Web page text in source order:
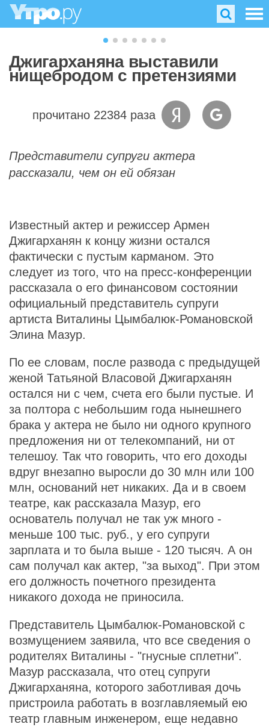
Джигарханяна выставили
нищебродом с претензиями
прочитано 22384 раза
Представители супруги актера
рассказали, чем он ей обязан
Известный актер и режиссер Армен
Джигарханян к концу жизни остался
фактически с пустым карманом. Это
следует из того, что на пресс-конференции
рассказала о его финансовом состоянии
официальный представитель супруги
артиста Виталины Цымбалюк-Романовской
Элина Мазур.
По ее словам, после развода с предыдущей
женой Татьяной Власовой Джигарханян
остался ни с чем, счета его были пустые. И
за полтора с небольшим года нынешнего
брака у актера не было ни одного крупного
предложения ни от телекомпаний, ни от
телешоу. Так что говорить, что его доходы
вдруг внезапно выросли до 30 млн или 100
млн, оснований нет никаких. Да и в своем
театре, как рассказала Мазур, его
основатель получал не так уж много -
меньше 100 тыс. руб., у его супруги
зарплата и то была выше - 120 тысяч. А он
сам получал как актер, "за выход". При этом
его должность почетного президента
никакого дохода не приносила.
Представитель Цымбалюк-Романовской с
возмущением заявила, что все сведения о
родителях Виталины - "гнусные сплетни".
Мазур рассказала, что отец супруги
Джигарханяна, которого заботливая дочь
пристроила работать в возглавляемый ею
театр главным инженером, еще недавно